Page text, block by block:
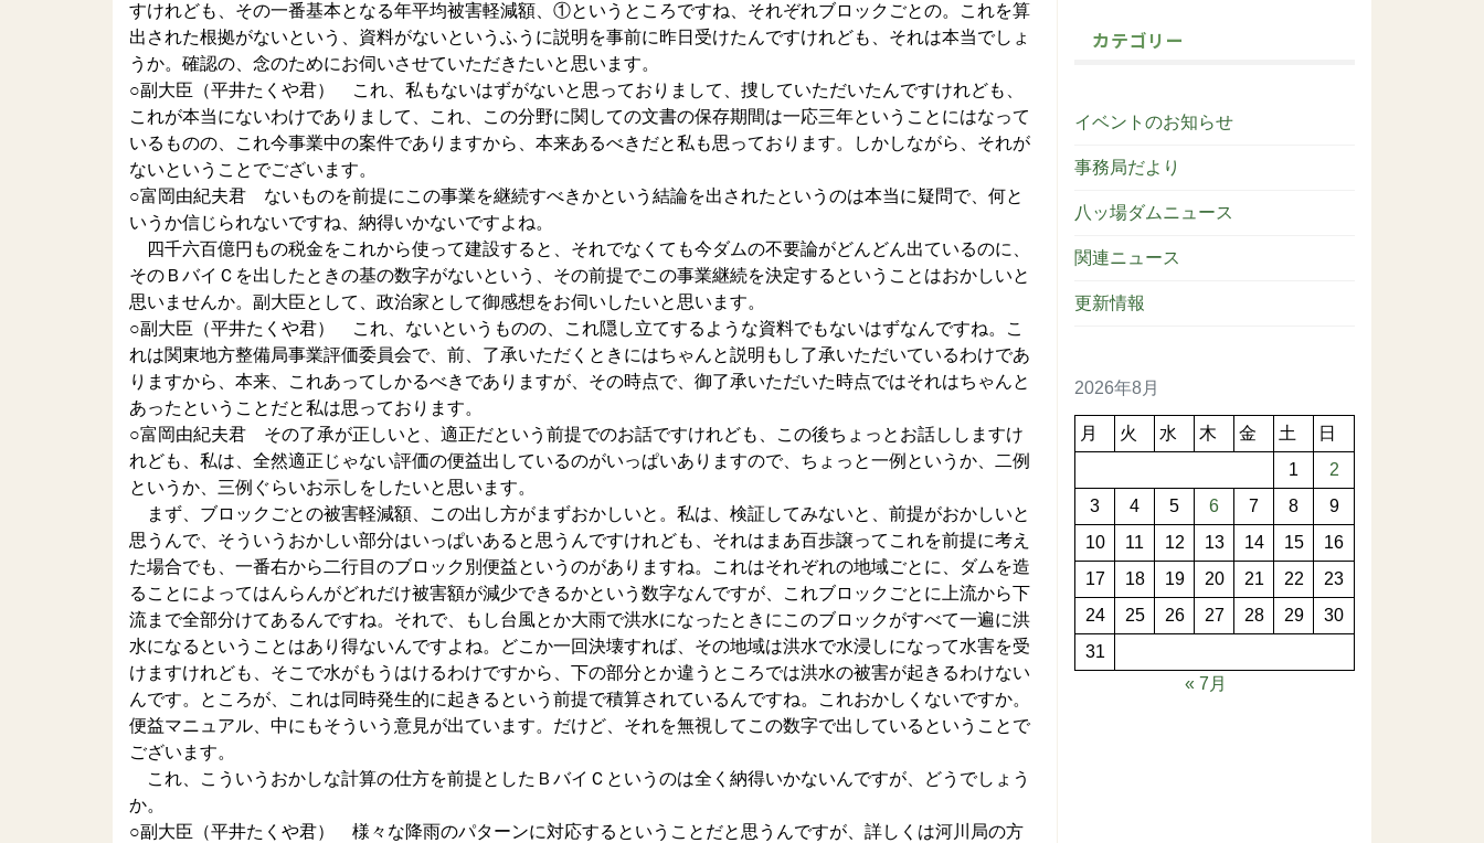
すけれども、その一番基本となる年平均被害軽減額、①というところですね、それぞれブロックごとの。これを算
出された根拠がないという、資料がないというふうに説明を事前に昨日受けたんですけれども、それは本当でしょ
うか。確認の、念のためにお伺いさせていただきたいと思います。
○副大臣（平井たくや君） これ、私もないはずがないと思っておりまして、捜していただいたんですけれども、
これが本当にないわけでありまして、これ、この分野に関しての文書の保存期間は一応三年ということにはなって
いるものの、これ今事業中の案件でありますから、本来あるべきだと私も思っております。しかしながら、それが
ないということでございます。
○富岡由紀夫君 ないものを前提にこの事業を継続すべきかという結論を出されたというのは本当に疑問で、何と
いうか信じられないですね、納得いかないですよね。
四千六百億円もの税金をこれから使って建設すると、それでなくても今ダムの不要論がどんどん出ているのに、
そのＢバイＣを出したときの基の数字がないという、その前提でこの事業継続を決定するということはおかしいと
思いませんか。副大臣として、政治家として御感想をお伺いしたいと思います。
○副大臣（平井たくや君） これ、ないというものの、これ隠し立てするような資料でもないはずなんですね。こ
れは関東地方整備局事業評価委員会で、前、了承いただくときにはちゃんと説明もし了承いただいているわけであ
りますから、本来、これあってしかるべきでありますが、その時点で、御了承いただいた時点ではそれはちゃんと
あったということだと私は思っております。
○富岡由紀夫君 その了承が正しいと、適正だという前提でのお話ですけれども、この後ちょっとお話ししますけ
れども、私は、全然適正じゃない評価の便益出しているのがいっぱいありますので、ちょっと一例というか、二例
というか、三例ぐらいお示しをしたいと思います。
まず、ブロックごとの被害軽減額、この出し方がまずおかしいと。私は、検証してみないと、前提がおかしいと
思うんで、そういうおかしい部分はいっぱいあると思うんですけれども、それはまあ百歩譲ってこれを前提に考え
た場合でも、一番右から二行目のブロック別便益というのがありますね。これはそれぞれの地域ごとに、ダムを造
ることによってはんらんがどれだけ被害額が減少できるかという数字なんですが、これブロックごとに上流から下
流まで全部分けてあるんですね。それで、もし台風とか大雨で洪水になったときにこのブロックがすべて一遍に洪
水になるということはあり得ないんですよね。どこか一回決壊すれば、その地域は洪水で水浸しになって水害を受
けますけれども、そこで水がもうはけるわけですから、下の部分とか違うところでは洪水の被害が起きるわけない
んです。ところが、これは同時発生的に起きるという前提で積算されているんですね。これおかしくないですか。
便益マニュアル、中にもそういう意見が出ています。だけど、それを無視してこの数字で出しているということで
ございます。
これ、こういうおかしな計算の仕方を前提としたＢバイＣというのは全く納得いかないんですが、どうでしょう
か。
○副大臣（平井たくや君） 様々な降雨のパターンに対応するということだと思うんですが、詳しくは河川局の方
カテゴリー
イベントのお知らせ
事務局だより
八ッ場ダムニュース
関連ニュース
更新情報
2026年8月
月 火 水 木 金 土
日
1
2
3
4 5 6 7 8
9
10
11 12 13 14 15
16
17
18 19 20 21 22
23
24
25 26 27 28 29
30
31
« 7月